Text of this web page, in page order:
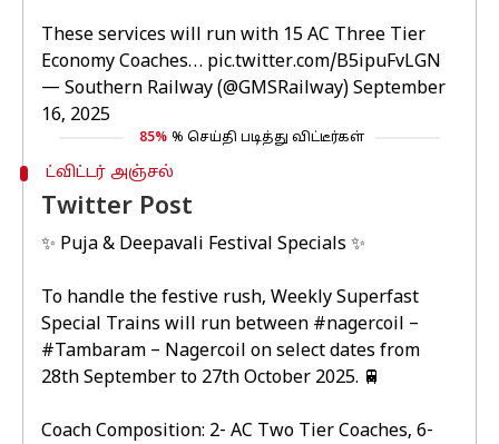
These services will run with 15 AC Three Tier
Economy Coaches… pic.twitter.com/B5ipuFvLGN
— Southern Railway (@GMSRailway) September
16, 2025
85% % செய்தி படித்து விட்டீர்கள்
ட்விட்டர் அஞ்சல்
Twitter Post
✨ Puja & Deepavali Festival Specials ✨
To handle the festive rush, Weekly Superfast
Special Trains will run between #nagercoil –
#Tambaram – Nagercoil on select dates from
28th September to 27th October 2025. 🚆
Coach Composition: 2- AC Two Tier Coaches, 6-